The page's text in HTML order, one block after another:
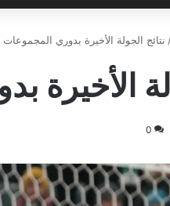
والمعارض يستعد لاستضافة
نتائج الجولة الأخيرة بدوري المجموعات
الأخيرة
0